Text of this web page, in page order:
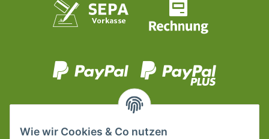
Wie wir Cookies & Co nutzen